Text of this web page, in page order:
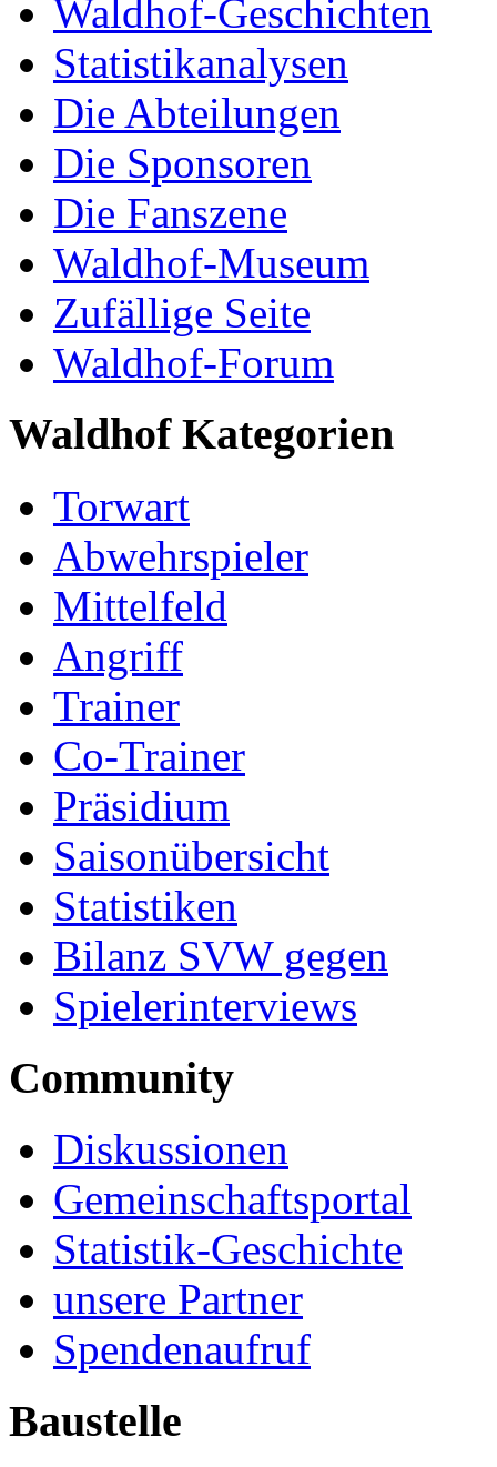
Waldhof-Geschichten
Statistikanalysen
Die Abteilungen
Die Sponsoren
Die Fanszene
Waldhof-Museum
Zufällige Seite
Waldhof-Forum
Waldhof Kategorien
Torwart
Abwehrspieler
Mittelfeld
Angriff
Trainer
Co-Trainer
Präsidium
Saisonübersicht
Statistiken
Bilanz SVW gegen
Spielerinterviews
Community
Diskussionen
Gemeinschaftsportal
Statistik-Geschichte
unsere Partner
Spendenaufruf
Baustelle